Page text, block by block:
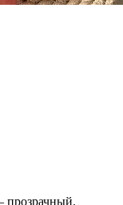
прозрачный.